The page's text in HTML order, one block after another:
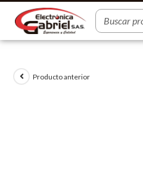
Producto anterior